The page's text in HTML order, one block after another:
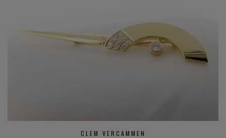
CLEM VERCAMMEN